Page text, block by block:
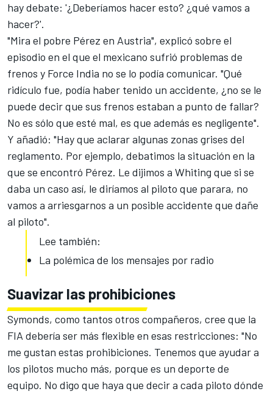
hay debate: '¿Deberíamos hacer esto? ¿qué vamos a
hacer?'.
"Mira el pobre Pérez en Austria", explicó sobre el
episodio en el que el mexicano sufrió problemas de
frenos y Force India no se lo podía comunicar. "Qué
ridículo fue, podía haber tenido un accidente, ¿no se le
puede decir que sus frenos estaban a punto de fallar?
No es sólo que esté mal, es que además es negligente".
Y añadió: "Hay que aclarar algunas zonas grises del
reglamento. Por ejemplo, debatimos la situación en la
que se encontró Pérez. Le dijimos a Whiting que si se
daba un caso así, le diríamos al piloto que parara, no
vamos a arriesgarnos a un posible accidente que dañe
al piloto".
Lee también:
La polémica de los mensajes por radio
Suavizar las prohibiciones
Symonds, como tantos otros compañeros, cree que la
FIA debería ser más flexible en esas restricciones: "No
me gustan estas prohibiciones. Tenemos que ayudar a
los pilotos mucho más, porque es un deporte de
equipo. No digo que haya que decir a cada piloto dónde